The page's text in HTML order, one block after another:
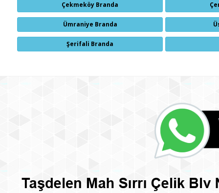
Çekmeköy Branda
Ümraniye Branda
Şerifali Branda